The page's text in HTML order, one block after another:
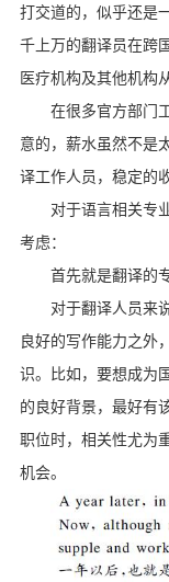
打交道的，似乎还是
千上万的翻译员在跨
医疗机构及其他机构
在很多官方部门
意的，薪水虽然不是
译工作人员，稳定的
对于语言相关专
考虑：
首先就是翻译的
对于翻译人员来
良好的写作能力之外
识。比如，要想成为
的良好背景，最好有
职位时，相关性尤为
机会。